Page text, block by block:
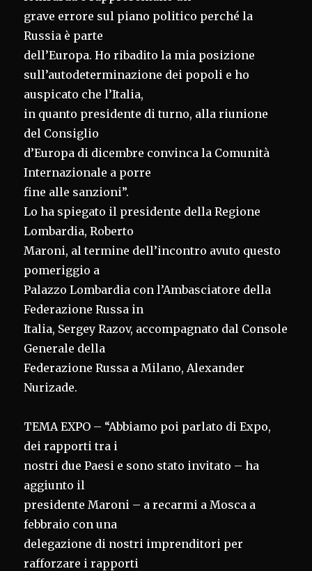
grave errore sul piano politico perché la
Russia è parte
dell’Europa. Ho ribadito la mia posizione
sull’autodeterminazione dei popoli e ho
auspicato che l’Italia,
in quanto presidente di turno, alla riunione
del Consiglio
d’Europa di dicembre convinca la Comunità
Internazionale a porre
fine alle sanzioni”.
Lo ha spiegato il presidente della Regione
Lombardia, Roberto
Maroni, al termine dell’incontro avuto questo
pomeriggio a
Palazzo Lombardia con l’Ambasciatore della
Federazione Russa in
Italia, Sergey Razov, accompagnato dal Console
Generale della
Federazione Russa a Milano, Alexander
Nurizade.
TEMA EXPO – “Abbiamo poi parlato di Expo,
dei rapporti tra i
nostri due Paesi e sono stato invitato – ha
aggiunto il
presidente Maroni – a recarmi a Mosca a
febbraio con una
delegazione di nostri imprenditori per
rafforzare i rapporti